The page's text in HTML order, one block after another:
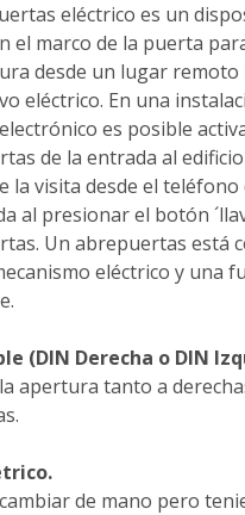
eléctrico es un
el marco de la puerta
desde un lugar remoto
eléctrico. En una
es posible
de la entrada al
la visita desde el
al presionar el botón
Un abrepuertas está
eléctrico y una
(DIN Derecha o DIN
apertura tanto a
de mano pero